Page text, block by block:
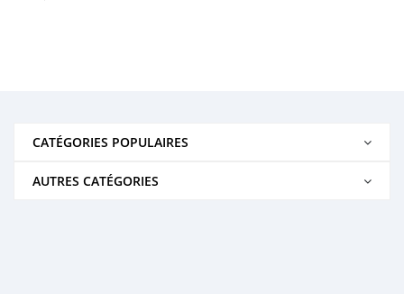
CATÉGORIES POPULAIRES
AUTRES CATÉGORIES